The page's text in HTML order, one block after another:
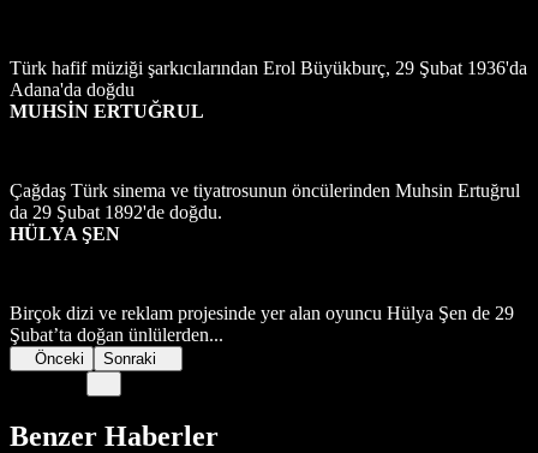
Türk hafif müziği şarkıcılarından Erol Büyükburç, 29 Şubat 1936'da
Adana'da doğdu
MUHSİN ERTUĞRUL
Çağdaş Türk sinema ve tiyatrosunun öncülerinden Muhsin Ertuğrul
da 29 Şubat 1892'de doğdu.
HÜLYA ŞEN
Birçok dizi ve reklam projesinde yer alan oyuncu Hülya Şen de 29
Şubat’ta doğan ünlülerden...
Önceki Sonraki
Benzer Haberler